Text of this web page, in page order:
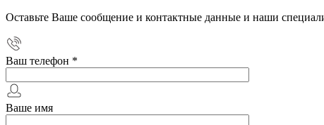
Оставьте Ваше сообщение и контактные данные и наши
Ваш телефон *
Ваше имя